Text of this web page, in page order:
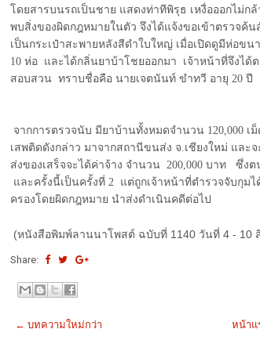
โดยสารบนรถเป็นชาย แสดงท่าทีพิรุธ เหงื่อออกไม่ก
พบสิ่งของผิดกฎหมายในตัว จึงได้แจ้งขอเข้าตรวจค้
เป็นกระเป๋าสะพายหลังสีดำใบใหญ่ เมื่อเปิดดูมีห่อข
10 ห่อ และได้กลิ่นยาบ้าโชยออกมา เจ้าหน้าที่จึงได้
สอบสวน ทราบชื่อคือ นายเจตนันท์ ขำทวี อายุ 20 ปี
จากการตรวจนับ มียาบ้านทั้งหมดจำนวน 120,000 เ
เสพติดดังกล่าว มาจากสถานีขนส่ง จ.เชียงใหม่ แล
ส่งของเสร็จจะได้ค่าจ้าง จำนวน 200,000 บาท ซึ่งต
และครั้งนี้เป็นครั้งที่ 2 แต่ถูกเจ้าหน้าที่ตำรวจจับกุม
ครองโดยผิดกฎหมาย นำส่งดำเนินคดีต่อไป
(หนังสือพิมพ์ลานนาโพสต์ ฉบับที่ 1140 วันที่ 4 - 10
Share:
← บทความใหม่กว่า หน้าแ